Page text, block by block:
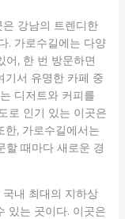
은 강남의 트렌디한
. 가로수길에는 다양
어, 한 번 방문하면
기서 유명한 카페 중
디저트와 커피를
로 인기 있는 이곳은
한, 가로수길에서는
할 때마다 새로운 경
국내 최대의 지하상
있는 곳이다. 이곳은